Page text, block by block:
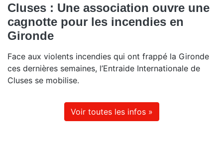
Cluses : Une association ouvre une
cagnotte pour les incendies en
Gironde
Face aux violents incendies qui ont frappé la Gironde
ces dernières semaines, l’Entraide Internationale de
Cluses se mobilise.
Voir toutes les infos »